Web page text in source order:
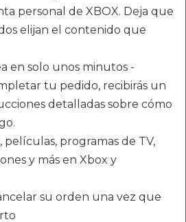
personal de XBOX. Deja que
elijan el contenido que
en solo unos minutos -
tu pedido, recibirás un
detalladas sobre cómo
películas, programas de TV,
y más en Xbox y
su orden una vez que